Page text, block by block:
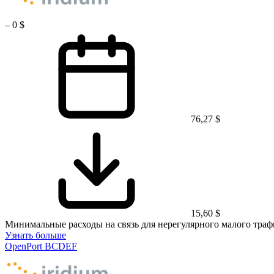
– 0 $
76,27 $
15,60 $
Минимальные расходы на связь для нерегулярного малого
Узнать больше
OpenPort BCDEF